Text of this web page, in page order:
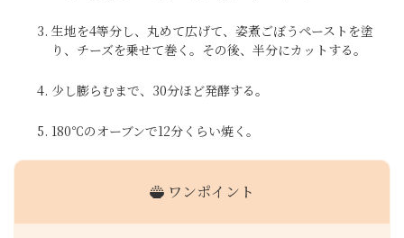
生地を4等分し、丸めて広げて、姿煮ごぼうペーストを塗
り、チーズを乗せて巻く。その後、半分にカットする。
少し膨らむまで、30分ほど発酵する。
180℃のオーブンで12分くらい焼く。
ワンポイント